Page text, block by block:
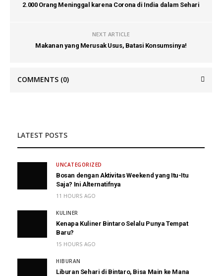
2.000 Orang Meninggal karena Corona di India dalam Sehari
NEXT ARTICLE
Makanan yang Merusak Usus, Batasi Konsumsinya!
COMMENTS (0)
LATEST POSTS
UNCATEGORIZED
Bosan dengan Aktivitas Weekend yang Itu-Itu
Saja? Ini Alternatifnya
11 HOURS AGO
KULINER
Kenapa Kuliner Bintaro Selalu Punya Tempat
Baru?
15 HOURS AGO
HIBURAN
Liburan Sehari di Bintaro, Bisa Main ke Mana